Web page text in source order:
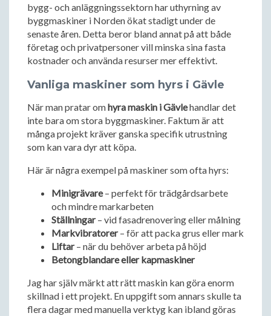
bygg- och anläggningssektorn har uthyrning av
byggmaskiner i Norden ökat stadigt under de
senaste åren. Detta beror bland annat på att både
företag och privatpersoner vill minska sina fasta
kostnader och använda resurser mer effektivt.
Vanliga maskiner som hyrs i Gävle
När man pratar omhyra maskin i Gävlehandlar det
inte bara om stora byggmaskiner. Faktum är att
många projekt kräver ganska specifik utrustning
som kan vara dyr att köpa.
Här är några exempel på maskiner som ofta hyrs:
Minigrävare– perfekt för trädgårdsarbete
och mindre markarbeten
Ställningar– vid fasadrenovering eller målning
Markvibratorer– för att packa grus eller mark
Liftar– när du behöver arbeta på höjd
Betongblandare eller kapmaskiner
Jag har själv märkt att rätt maskin kan göra enorm
skillnad i ett projekt. En uppgift som annars skulle ta
flera dagar med manuella verktyg kan ibland göras